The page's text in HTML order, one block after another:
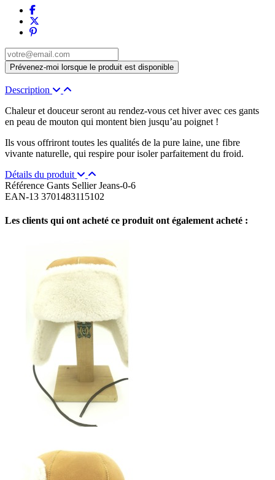
Description
Chaleur et douceur seront au rendez-vous cet hiver avec ces gants
en peau de mouton qui montent bien jusqu’au poignet !
Ils vous offriront toutes les qualités de la pure laine, une fibre
vivante naturelle, qui respire pour isoler parfaitement du froid.
Détails du produit
Référence Gants Sellier Jeans-0-6
EAN-13 3701483115102
Les clients qui ont acheté ce produit ont également acheté :